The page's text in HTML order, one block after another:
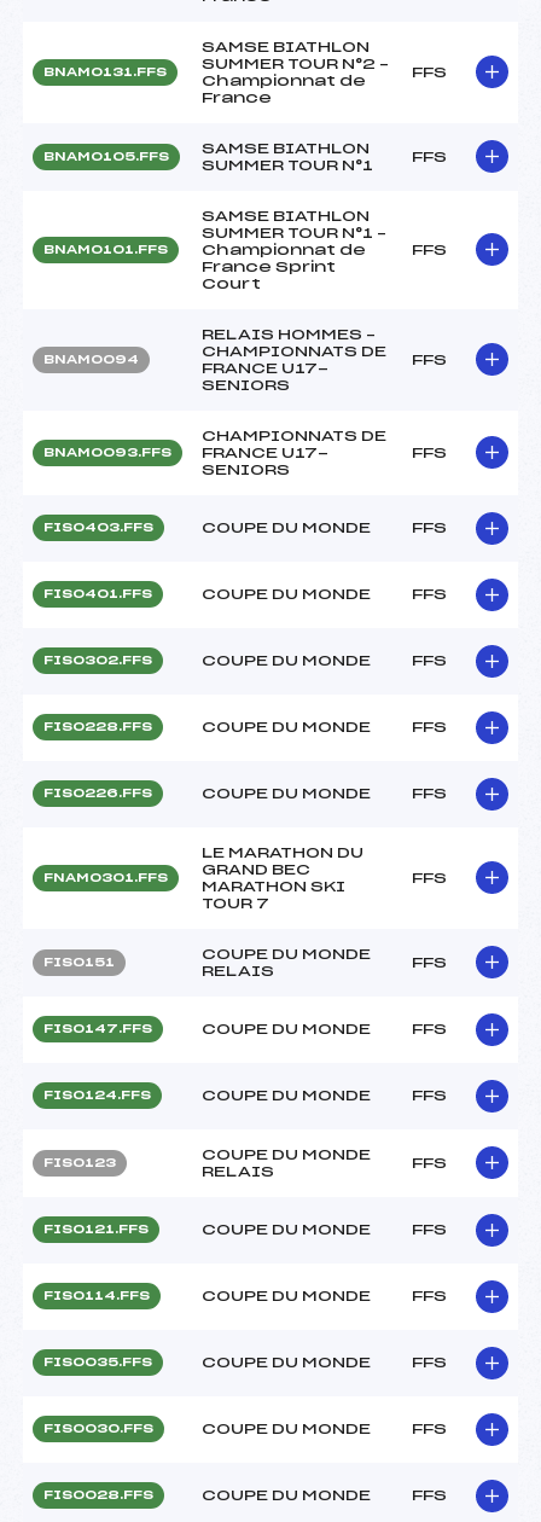
BNAM0131.FFS
SAMSE BIATHLON
SUMMER TOUR N°2 –
Championnat de
France
FFS
BNAM0105.FFS
SAMSE BIATHLON
SUMMER TOUR N°1
FFS
BNAM0101.FFS
SAMSE BIATHLON
SUMMER TOUR N°1 –
Championnat de
France Sprint
Court
FFS
BNAM0094
RELAIS HOMMES –
CHAMPIONNATS DE
FRANCE U17-
SENIORS
FFS
BNAM0093.FFS
CHAMPIONNATS DE
FRANCE U17-
SENIORS
FFS
FIS0403.FFS COUPE DU MONDE FFS
FIS0401.FFS COUPE DU MONDE FFS
FIS0302.FFS COUPE DU MONDE FFS
FIS0228.FFS COUPE DU MONDE FFS
FIS0226.FFS COUPE DU MONDE FFS
FNAM0301.FFS
LE MARATHON DU
GRAND BEC
MARATHON SKI
TOUR 7
FFS
FIS0151
COUPE DU MONDE
RELAIS
FFS
FIS0147.FFS COUPE DU MONDE FFS
FIS0124.FFS COUPE DU MONDE FFS
FIS0123
COUPE DU MONDE
RELAIS
FFS
FIS0121.FFS COUPE DU MONDE FFS
FIS0114.FFS COUPE DU MONDE FFS
FIS0035.FFS COUPE DU MONDE FFS
FIS0030.FFS COUPE DU MONDE FFS
FIS0028.FFS COUPE DU MONDE FFS